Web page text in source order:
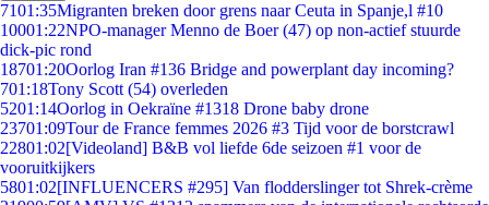
7101:35Migranten breken door grens naar Ceuta in Spanje,l #10
10001:22NPO-manager Menno de Boer (47) op non-actief stuurde
dick-pic rond
18701:20Oorlog Iran #136 Bridge and powerplant day incoming?
701:18Tony Scott (54) overleden
5201:14Oorlog in Oekraïne #1318 Drone baby drone
23701:09Tour de France femmes 2026 #3 Tijd voor de borstcrawl
22801:02[Videoland] B&B vol liefde 6de seizoen #1 voor de
vooruitkijkers
5801:02[INFLUENCERS #295] Van flodderslinger tot Shrek-crème